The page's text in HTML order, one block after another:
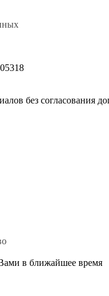
без согласования
в ближайшее время